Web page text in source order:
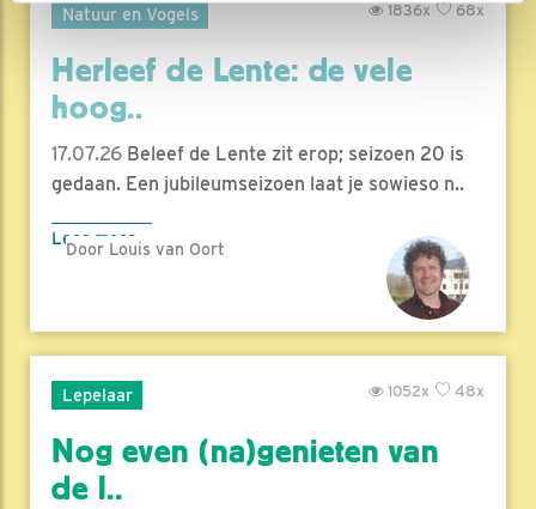
Natuur en Vogels 68x
1836x
Herleef de Lente: de vele
hoog..
17.07.26 Beleef de Lente zit erop; seizoen 20 is
gedaan. Een jubileumseizoen laat je sowieso n..
Lees meer
Door Louis van Oort
Lepelaar 48x
1052x
Nog even (na)genieten van
de l..